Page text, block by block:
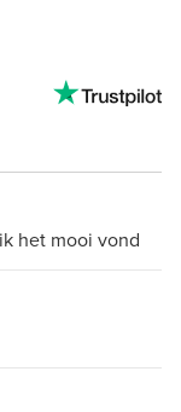
het mooi vond